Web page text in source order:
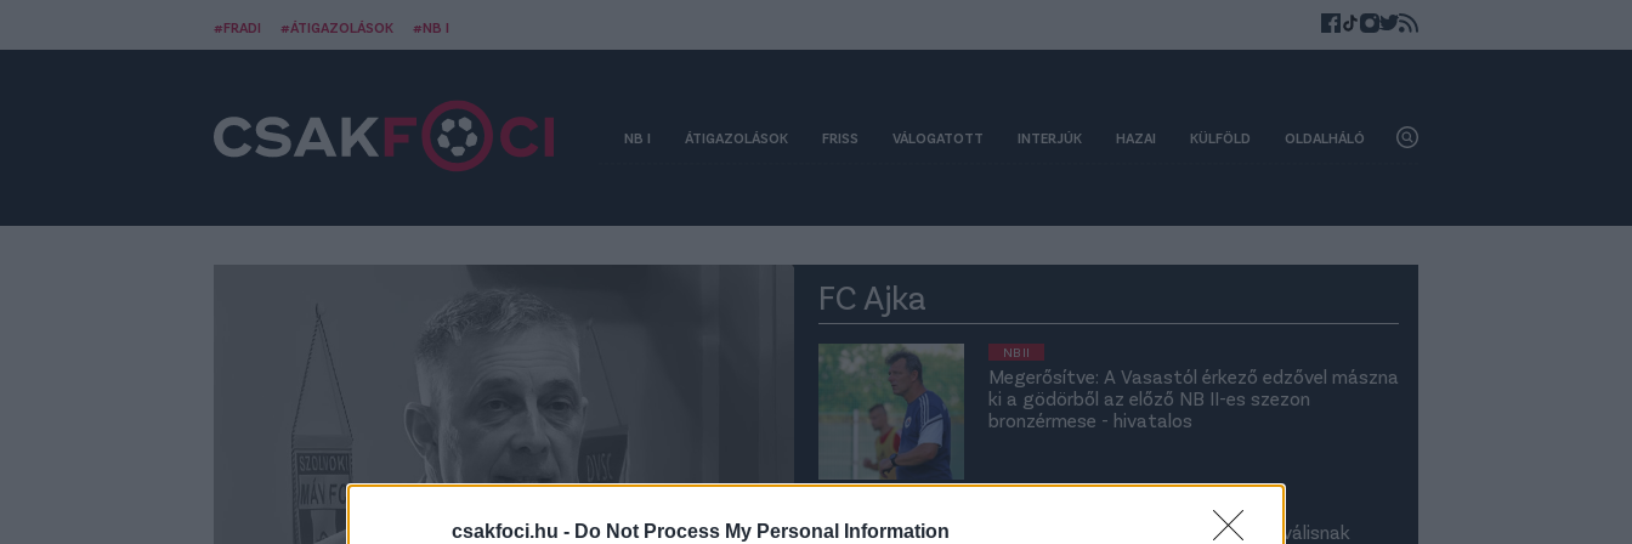
csakfoci.hu - Do Not Process My Personal Information
#FRADI #ÁTIGAZOLÁSOK #NB I
NB I ÁTIGAZOLÁSOK FRISS VÁLOGATOTT INTERJÚK HAZAI KÜLFÖLD OLDALHÁLÓ
FC Ajka
NB II
Megerősítve: A Vasastól érkező edzővel mászna
ki a gödörből az előző NB II-es szezon
bronzérmese - hivatalos
A Vasas adhat edzőt az NB II-es riválisnak